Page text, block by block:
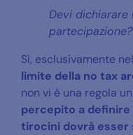
Devi dichiarare
partecipazione?
Sì, esclusivamente
limite della no tax
non vi è una regola
percepito a definire
tirocini dovrà esser